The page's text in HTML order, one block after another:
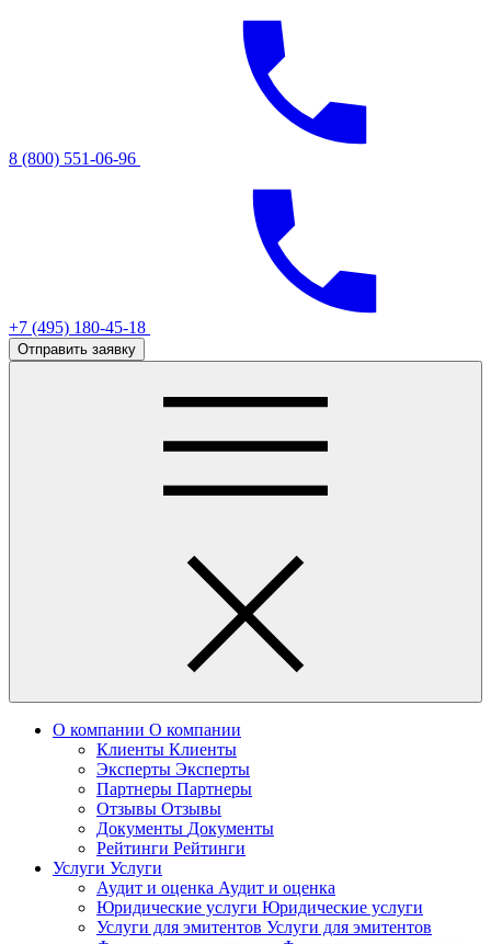
8 (800) 551-06-96
+7 (495) 180-45-18
Отправить заявку
О компании О компании
Клиенты Клиенты
Эксперты Эксперты
Партнеры Партнеры
Отзывы Отзывы
Документы Документы
Рейтинги Рейтинги
Услуги Услуги
Аудит и оценка Аудит и оценка
Юридические услуги Юридические услуги
Услуги для эмитентов Услуги для эмитентов